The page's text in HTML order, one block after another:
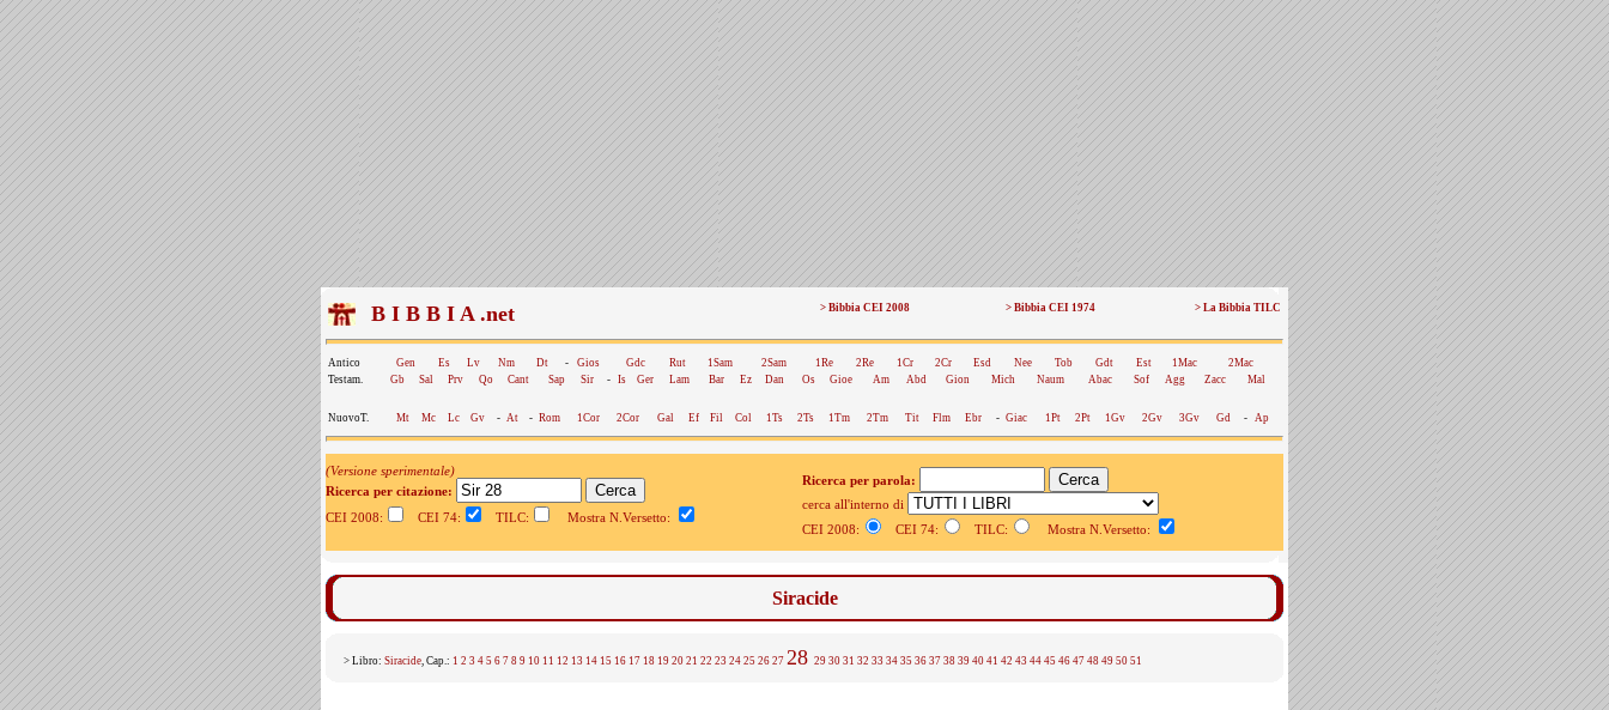
B I B B I A .net > Bibbia CEI 2008 > Bibbia CEI 1974 > La Bibbia TILC
Antico Gen Es Lv Nm Dt - Gios Gdc Rut 1Sam 2Sam 1Re 2Re 1Cr 2Cr Esd Nee Tob Gdt Est 1Mac
2Mac
Testam.
Gb Sal Prv Qo Cant Sap Sir - Is Ger Lam Bar Ez Dan Os Gioe Am Abd Gion Mich Naum Abac Sof Agg Zacc Mal
NuovoT. Mt Mc Lc Gv - At - Rom 1Cor 2Cor Gal Ef Fil Col 1Ts 2Ts 1Tm 2Tm Tit Flm Ebr - Giac 1Pt 2Pt 1Gv 2Gv 3Gv Gd - Ap
(Versione sperimentale)
Ricerca per citazione:
CEI 2008:
CEI 74: TILC: Mostra N.Versetto:
Ricerca per parola:
cerca all'interno di
CEI 2008:
CEI 74: TILC: Mostra N.Versetto:
Siracide
> Libro: Siracide, Cap.: 1 2 3 4 5 6 7 8 9 10 11 12 13 14 15 16 17 18 19 20 21 22 23 24 25 26 27 28 29 30 31 32 33 34 35 36 37 38 39 40 41 42 43 44 45 46 47 48 49 50 51